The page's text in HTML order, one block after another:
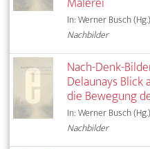
In: Werner Busch
Nachbilder
Nach-Denk-
Delaunays Blick
die Bewegung
In: Werner Busch
Nachbilder